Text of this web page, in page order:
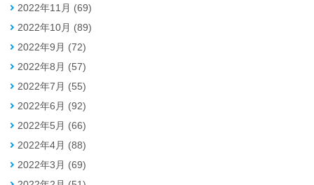
2022年11月 (69)
2022年10月 (89)
2022年9月 (72)
2022年8月 (57)
2022年7月 (55)
2022年6月 (92)
2022年5月 (66)
2022年4月 (88)
2022年3月 (69)